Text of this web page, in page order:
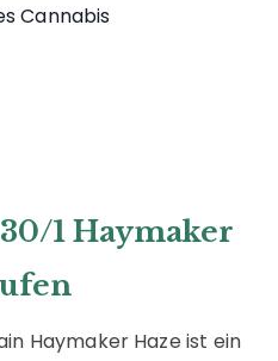
Cannabis
1 Haymaker
Haymaker Haze ist ein